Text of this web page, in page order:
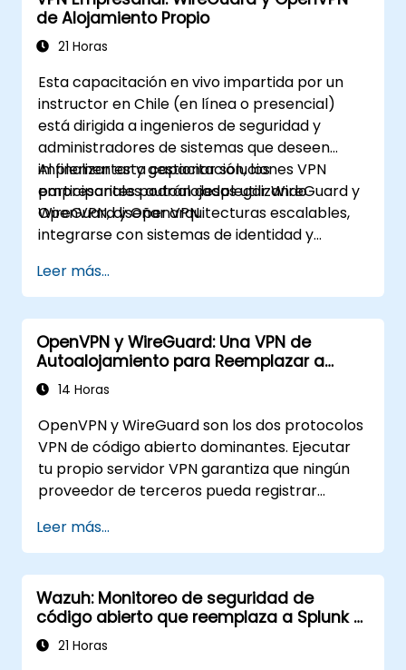
de Alojamiento Propio
21 Horas
Esta capacitación en vivo impartida por un
instructor en Chile (en línea o presencial)
está dirigida a ingenieros de seguridad y
administradores de sistemas que deseen
implementar y gestionar soluciones VPN
empresariales autoalojadas utilizando
WireGuard y OpenVPN.
Al finalizar esta capacitación, los
participantes podrán desplegar WireGuard y
OpenVPN, diseñar arquitecturas escalables,
integrarse con sistemas de identidad y
Leer más...
OpenVPN y WireGuard: Una VPN de
Autoalojamiento para Reemplazar a
ExpressVPN y NordLayer
14 Horas
OpenVPN y WireGuard son los dos protocolos
VPN de código abierto dominantes. Ejecutar
tu propio servidor VPN garantiza que ningún
proveedor de terceros pueda registrar
cumplir con solicitudes de datos extranjeras.
Esta capacitación cubre ambos protocolos
para diferentes modelos de amenazas y
requisitos de rendimiento.
Leer más...
Wazuh: Monitoreo de seguridad de
código abierto que reemplaza a Splunk y
Sentinel
21 Horas